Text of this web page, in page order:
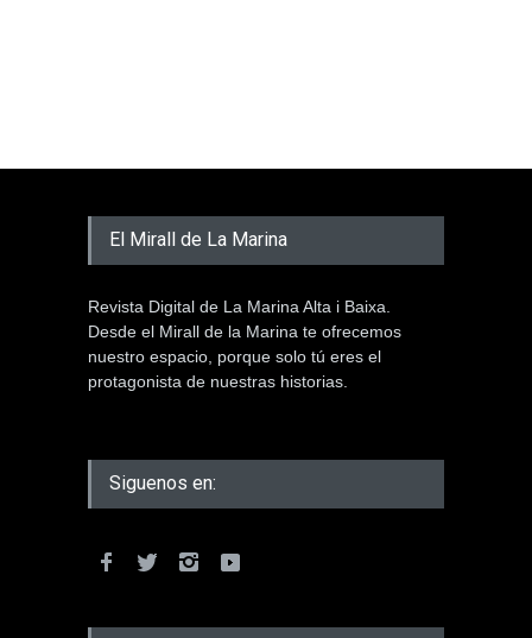
El Mirall de La Marina
Revista Digital de La Marina Alta i Baixa.
Desde el Mirall de la Marina te ofrecemos
nuestro espacio, porque solo tú eres el
protagonista de nuestras historias.
Siguenos en: